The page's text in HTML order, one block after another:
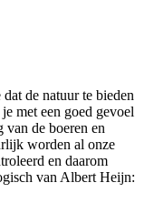
de natuur te bieden
met een goed gevoel
van de boeren en
worden al onze
en daarom
van Albert Heijn: